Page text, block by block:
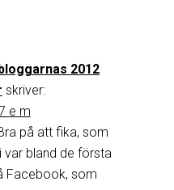
2012
skriver:
e m
på att fika, som
var bland de första
Facebook, som